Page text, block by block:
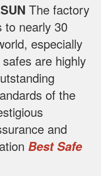
The factory
to nearly 30
especially
are highly
of the
and
Best Safe